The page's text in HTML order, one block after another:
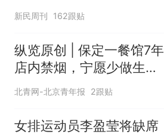
新民周刊 162跟贴
纵览原创 | 保定一餐馆7年
店内禁烟，宁愿少做生意
也决不妥协，店内清清爽
全民抵制室内吸烟
北青网-北京青年报 2跟贴
女排运动员李盈莹将缺席